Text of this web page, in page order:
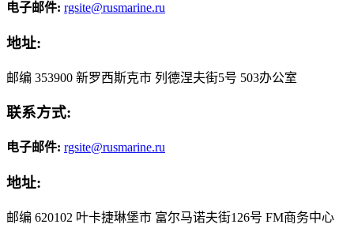
电子邮件: rgsite@rusmarine.ru
地址:
邮编 353900 新罗西斯克市 列德涅夫街5号 503办公室
联系方式:
电子邮件: rgsite@rusmarine.ru
地址:
邮编 620102 叶卡捷琳堡市 富尔马诺夫街126号 FM商务中心